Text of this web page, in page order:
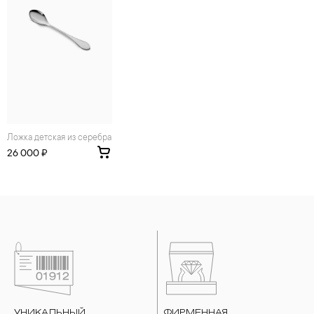
воздействия серы покрываются коричневыми
пятнами.Кроме того, жирные кремы прочно оседают на
поверхности металлов, забиваются в микроцарапины и
притягивают к себе пыль. Из-за смеси жира и пыли часто
3. Ни в коем случае не храните украшения в ванной комнате.
фланелевой или замшевой салфеткой.
Ложка детская из серебра
26 000 ₽